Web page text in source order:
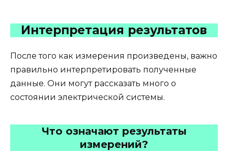
Интерпретация результатов
После того как измерения произведены, важно
правильно интерпретировать полученные
данные. Они могут рассказать много о
состоянии электрической системы.
Что означают результаты
измерений?